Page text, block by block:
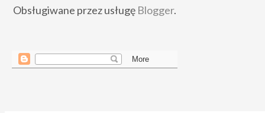
Obsługiwane przez usługę Blogger.